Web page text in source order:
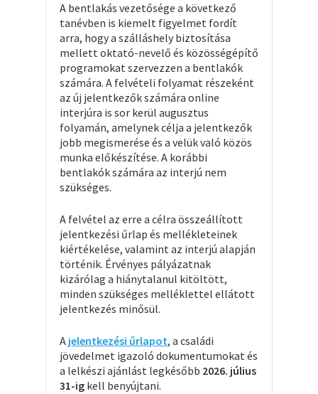
A bentlakás vezetősége a következő
tanévben is kiemelt figyelmet fordít
arra, hogy a szálláshely biztosítása
mellett oktató-nevelő és közösségépítő
programokat szervezzen a bentlakók
számára. A felvételi folyamat részeként
az új jelentkezők számára online
interjúra is sor kerül augusztus
folyamán, amelynek célja a jelentkezők
jobb megismerése és a velük való közös
munka előkészítése. A korábbi
bentlakók számára az interjú nem
szükséges.
A felvétel az erre a célra összeállított
jelentkezési űrlap és mellékleteinek
kiértékelése, valamint az interjú alapján
történik. Érvényes pályázatnak
kizárólag a hiánytalanul kitöltött,
minden szükséges melléklettel ellátott
jelentkezés minősül.
A jelentkezési űrlapot, a családi
jövedelmet igazoló dokumentumokat és
a lelkészi ajánlást legkésőbb 2026. július
31-ig kell benyújtani.